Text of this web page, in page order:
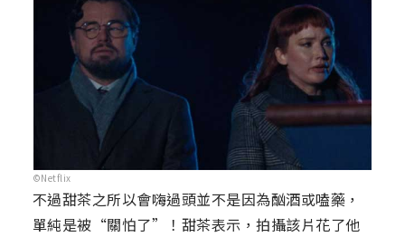
©Netflix
不過甜茶之所以會嗨過頭並不是因為酗酒或嗑藥，
單純是被“關怕了”！甜茶表示，拍攝該片花了他